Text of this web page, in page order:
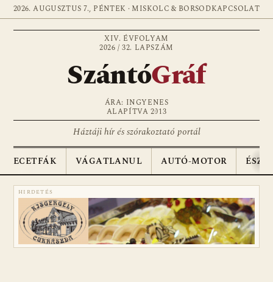
2026. AUGUSZTUS 7., PÉNTEK · MISKOLC & BORSODKAPCSOLAT
XIV. ÉVFOLYAM
2026 / 32. LAPSZÁM
SzántóGráf
ÁRA: INGYENES
ALAPÍTVA 2013
Háztáji hír és szórakoztató portál
ECETFÁK VÁGATLANUL AUTÓ-MOTOR
HIRDETÉS